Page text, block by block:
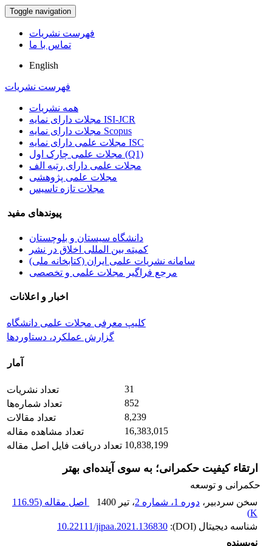
Toggle navigation
فهرست نشریات
تماس با ما
English
فهرست نشریات
همه نشریات
مجلات دارای نمایه ISI-JCR
مجلات دارای نمایه Scopus
مجلات علمی دارای نمایه ISC
مجلات علمی چارک اول (Q1)
مجلات علمی دارای رتبه الف
مجلات علمی پژوهشی
مجلات تازه تاسیس
پیوندهای مفید
دانشگاه سیستان و بلوچستان
کمیته بین المللی اخلاق در نشر
سامانه نشریات علمی ایران (کتابخانه ملی)
مرجع فراگیر مجلات علمی و تخصصی
اخبار و اعلانات
کلیپ معرفی مجلات علمی دانشگاه
گزارش عملکرد، دستاوردها
آمار
تعداد نشریات
31
تعداد شماره‌ها
852
تعداد مقالات
8,239
تعداد مشاهده مقاله
16,383,015
تعداد دریافت فایل اصل مقاله 10,838,199
ارتقاء کیفیت حکمرانی؛ به سوی آینده‌ای بهتر
حکمرانی و توسعه
سخن سردبیر، دوره 1، شماره 2 ، تیر 1400 اصل مقاله (116.95
K
)
شناسه دیجیتال (DOI):
10.22111/jipaa.2021.136830
نویسنده